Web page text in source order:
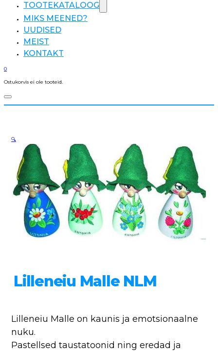
TOOTEKATALOOG
MIKS MEENED?
UUDISED
MEIST
KONTAKT
0
Ostukorvis ei ole tooteid.
Lilleneiu Malle NLM
Lilleneiu Malle on kaunis ja emotsionaalne
nuku.
Pastellsed taustatoonid ning eredad ja
🔍